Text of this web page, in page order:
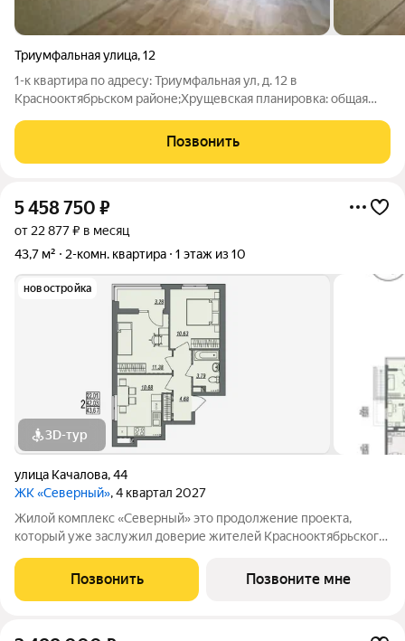
Триумфальная улица,12
1-к квартира по адресу: Триумфальная ул, д. 12 в
Краснооктябрьском районе;Хрущевская планировка: общая
состоянии. Натяжные потолки. Пластиковые окна. На полу
линолеум.Квартира не угловая, окна
Позвонить
5 458 750 ₽
от 22 877 ₽ в месяц
43,7 м²
2-комн. квартира 1 этаж из 10
новостройка
3D-тур
улица Качалова,44
ЖК «Северный», 4 квартал 2027
Жилой комплекс «Северный» это продолжение проекта,
который уже заслужил доверие жителей Краснооктябрьского
благоустроенную территорию и комфортную среду для
жизни. Новый этап проекта создан с учетом
Позвонить Позвоните мне